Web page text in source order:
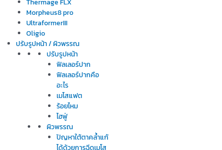
Morpheus8 pro
UltraformerIII
Oligio
ปรับรูปหน้า / ผิวพรรณ
ปรับรูปหน้า
ฟิลเลอร์ปาก
ฟิลเลอร์ปากคือ
อะไร
เมโสแฟต
ร้อยไหม
ไฮฟู่
ผิวพรรณ
ปัญหาใต้ตาคล้ำแก้
ได้ด้วยการฉีดเมโส